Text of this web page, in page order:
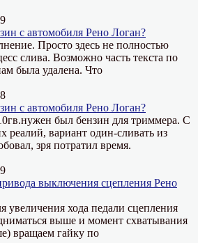
с автомобиля Рено Логан?
Просто здесь не полностью
слива. Возможно часть текста по
была удалена. Что
с автомобиля Рено Логан?
был бензин для триммера. С
реалий, вариант один-сливать из
зря потратил время.
выключения сцепления Рено
увеличения хода педали сцепления
выше и момент схватывания
вращаем гайку по